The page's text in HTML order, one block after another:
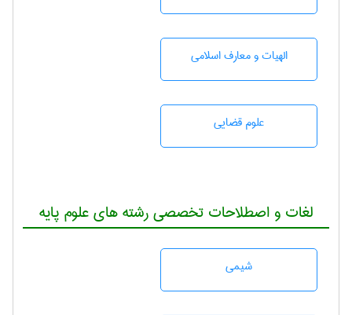
الهیات و معارف اسلامی
علوم قضایی
لغات و اصطلاحات تخصصی رشته های علوم پایه
شيمی